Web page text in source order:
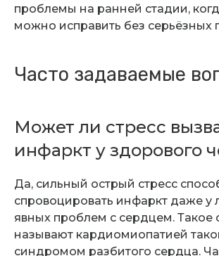
проблемы на ранней стадии,
можно исправить без серьёзных
Часто задаваемые
Может ли стресс
инфаркт у здорового
Да, сильный острый стресс
спровоцировать инфаркт даже у
явных проблем с сердцем. Такое
называют кардиомиопатией
синдромом разбитого сердца.